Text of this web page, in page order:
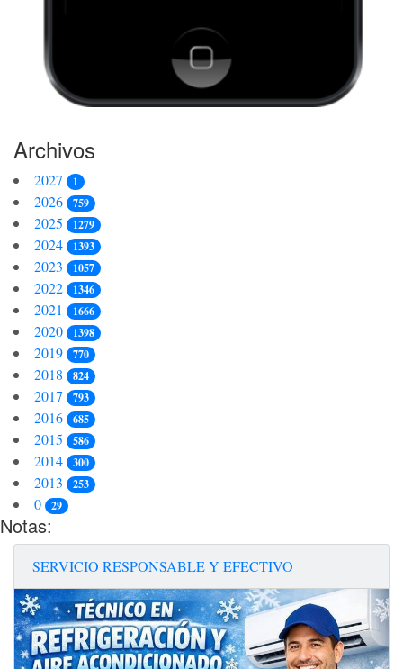
Archivos
2027 1
2026 759
2025 1279
2024 1393
2023 1057
2022 1346
2021 1666
2020 1398
2019 770
2018 824
2017 793
2016 685
2015 586
2014 300
2013 253
0 29
Notas:
SERVICIO RESPONSABLE Y EFECTIVO